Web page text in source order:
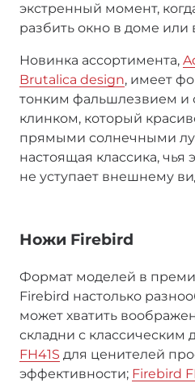
экстренный момент,
разбить окно в доме или
Новинка ассортимента,
Brutalica design, имеет
тонким фальшлезвием и
клинком, который
прямыми солнечными
настоящая классика, чья
не уступает внешнему
Ножи Firebird
Формат моделей в
Firebird настолько
может хватить
складни с классическим
FH41S для ценителей
эффективности; Firebird